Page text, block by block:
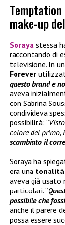
make-up
Soraya stessa
raccontando di
televisione. In
Forever
questo brand e
aveva
con Sabrina
condivideva
possibilità: “
colore del primo,
scambiato il
Soraya ha
era una tonalità
aveva già
particolari. “
possibile che
anche il parere
possa essere